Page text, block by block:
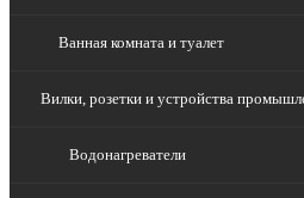
Ванная комната и туалет
Вилки, розетки и устройства
Водонагреватели